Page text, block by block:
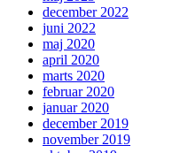
december 2022
juni 2022
maj 2020
april 2020
marts 2020
februar 2020
januar 2020
december 2019
november 2019